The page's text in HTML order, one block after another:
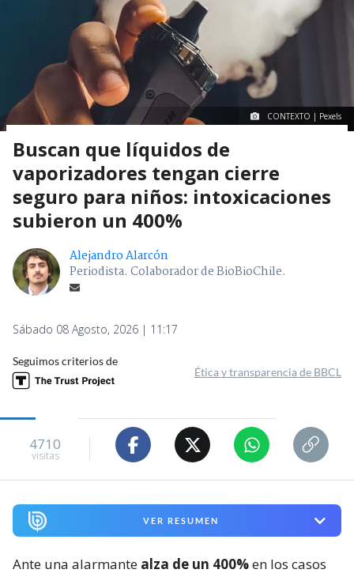
CONTEXTO | Pexels
Buscan que líquidos de
vaporizadores tengan cierre
seguro para niños: intoxicaciones
subieron un 400%
Alejandro Alarcón
Periodista. Colaborador de BioBioChile.
Sábado 08 Agosto, 2026 | 11:17
Seguimos criterios de
Ética y transparencia de BBCL
4710
visitas
VER RESUMEN
Ante una alarmante alza de un 400%en los casos